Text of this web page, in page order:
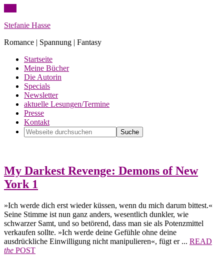
Stefanie Hasse
Romance | Spannung | Fantasy
Startseite
Meine Bücher
Die Autorin
Specials
Newsletter
aktuelle Lesungen/Termine
Presse
Kontakt
My Darkest Revenge: Demons of New
York 1
»Ich werde dich erst wieder küssen, wenn du mich darum bittest.«
Seine Stimme ist nun ganz anders, wesentlich dunkler, wie
schwarzer Samt, und so betörend, dass man sie als Potenzmittel
verkaufen sollte. »Ich werde deine Gefühle ohne deine
ausdrückliche Einwilligung nicht manipulieren«, fügt er ... READ
the POST